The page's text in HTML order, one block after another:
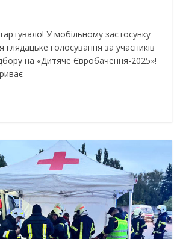
У мобільному застосунку
глядацьке голосування за учасників
на «Дитяче Євробачення-2025»!